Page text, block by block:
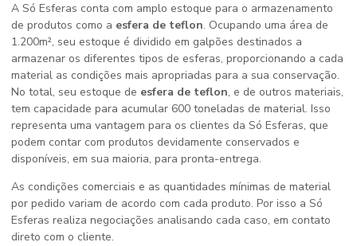
A Só Esferas conta com amplo estoque para o armazenamento
de produtos como a esfera de teflon. Ocupando uma área de
1.200m², seu estoque é dividido em galpões destinados a
armazenar os diferentes tipos de esferas, proporcionando a cada
material as condições mais apropriadas para a sua conservação.
No total, seu estoque de esfera de teflon, e de outros materiais,
tem capacidade para acumular 600 toneladas de material. Isso
representa uma vantagem para os clientes da Só Esferas, que
podem contar com produtos devidamente conservados e
disponíveis, em sua maioria, para pronta-entrega.
As condições comerciais e as quantidades mínimas de material
por pedido variam de acordo com cada produto. Por isso a Só
Esferas realiza negociações analisando cada caso, em contato
direto com o cliente.